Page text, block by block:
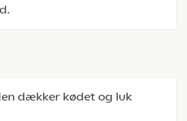
dækker kødet og luk